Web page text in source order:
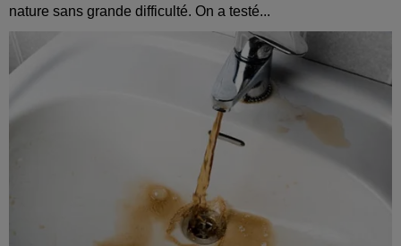
nature sans grande difficulté. On a testé...